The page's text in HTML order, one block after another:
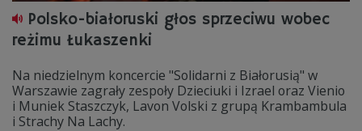
Polsko-białoruski głos sprzeciwu wobec
reżimu Łukaszenki
Na niedzielnym koncercie "Solidarni z Białorusią" w
Warszawie zagrały zespoły Dzieciuki i Izrael oraz Vienio
i Muniek Staszczyk, Lavon Volski z grupą Krambambula
i Strachy Na Lachy.